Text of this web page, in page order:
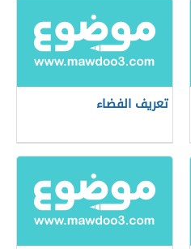
تعريف الفضاء